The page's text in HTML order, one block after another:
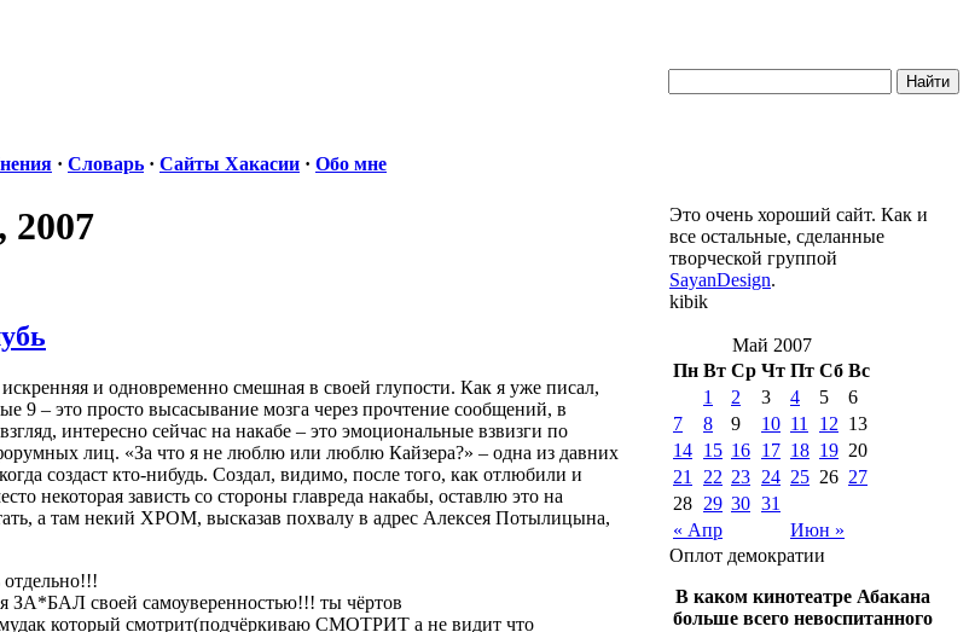
· Словарь · Сайты Хакасии · Обо мне
2007
и одновременно смешная в своей глупости. Как я уже писал,
9 – это просто высасывание мозга через прочтение сообщений, в
интересно сейчас на накабе – это эмоциональные взвизги по
лиц. «За что я не люблю или люблю Кайзера?» – одна из давних
создаст кто-нибудь. Создал, видимо, после того, как отлюбили и
некоторая зависть со стороны главреда накабы, оставлю это на
а там некий ХРОМ, высказав похвалу в адрес Алексея Потылицына,
отдельно!!!
ЗА*БАЛ своей самоуверенностью!!! ты чёртов
который смотрит(подчёркиваю СМОТРИТ а не видит что
Это очень хороший сайт. Как и
все остальные, сделанные
творческой группой
SayanDesign.
kibik
Май 2007
Пн Вт Ср Чт Пт Сб Вс
« Апр Июн »
1 2 3 4 5
6
7
8 9 10 11 12 13
14 15 16 17 18 19 20
21
22 23 24 25 26 27
28 29 30 31
Оплот демократии
В каком кинотеатре Абакана
больше всего невоспитанного